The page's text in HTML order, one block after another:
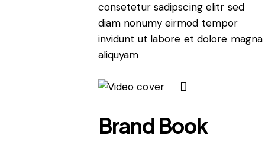
consetetur sadipscing elitr sed
diam nonumy eirmod tempor
invidunt ut labore et dolore magna
aliquyam
Brand Book